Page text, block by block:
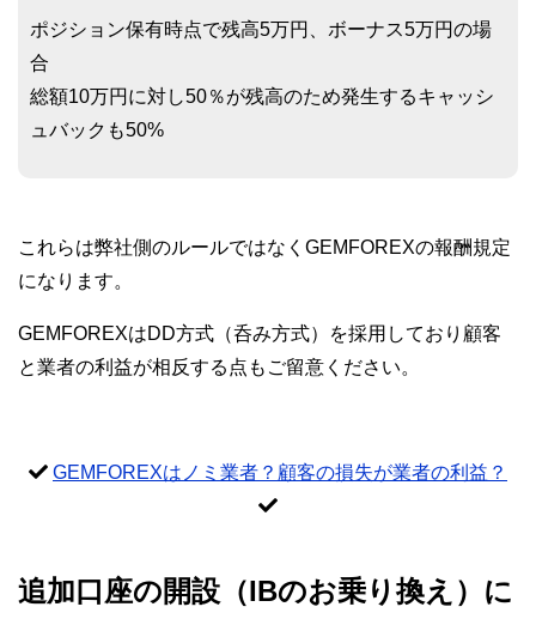
ポジション保有時点で残高5万円、ボーナス5万円の場
合
総額10万円に対し50％が残高のため発生するキャッシ
ュバックも50%
これらは弊社側のルールではなくGEMFOREXの報酬規定
になります。
GEMFOREXはDD方式（呑み方式）を採用しており顧客
と業者の利益が相反する点もご留意ください。
GEMFOREXはノミ業者？顧客の損失が業者の利益？
追加口座の開設（IBのお乗り換え）に